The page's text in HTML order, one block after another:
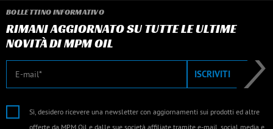
BOLLETTINO INFORMATIVO
RIMANI AGGIORNATO SU TUTTE LE ULTIME
NOVITÀ DI MPM OIL
E-mail ISCRIVITI
Sì, desidero ricevere una newsletter con aggiornamenti sui prodotti ed altre
offerte da MPM Oil e dalle sue società affiliate tramite e-mail, social media e